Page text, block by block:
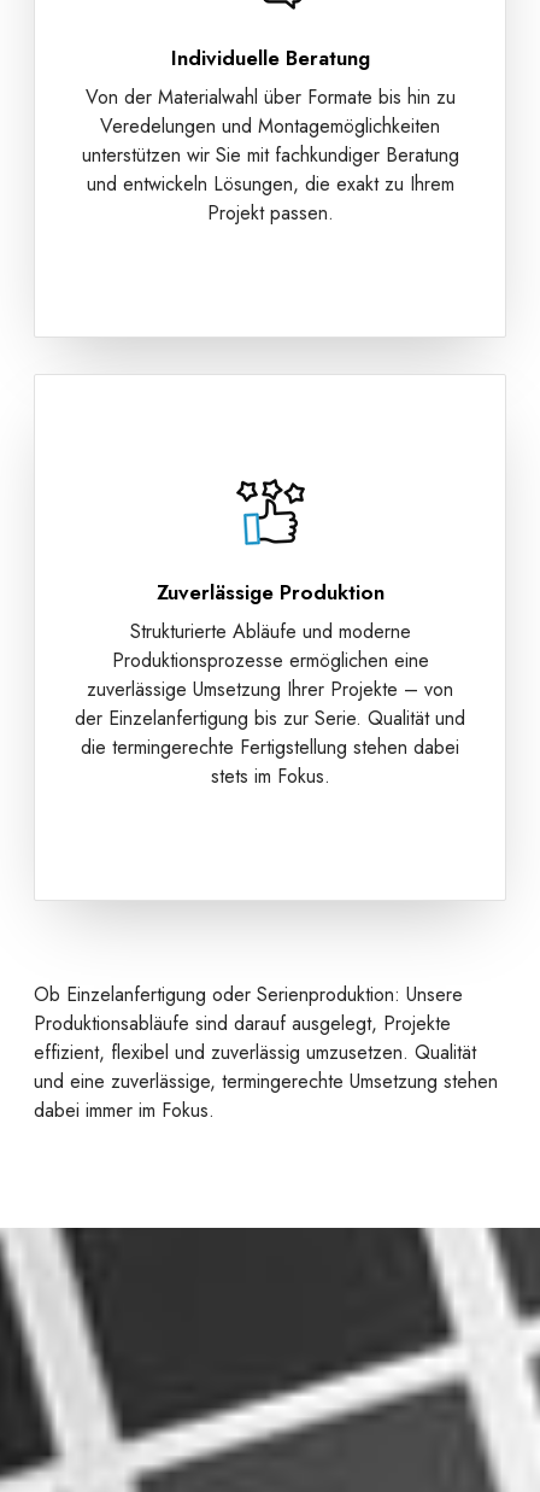
Individuelle Beratung
Von der Materialwahl über Formate bis hin zu
Veredelungen und Montagemöglichkeiten
unterstützen wir Sie mit fachkundiger Beratung
und entwickeln Lösungen, die exakt zu Ihrem
Projekt passen.
Zuverlässige Produktion
Strukturierte Abläufe und moderne
Produktionsprozesse ermöglichen eine
zuverlässige Umsetzung Ihrer Projekte – von
der Einzelanfertigung bis zur Serie. Qualität und
die termingerechte Fertigstellung stehen dabei
stets im Fokus.
Ob Einzelanfertigung oder Serienproduktion: Unsere
Produktionsabläufe sind darauf ausgelegt, Projekte
effizient, flexibel und zuverlässig umzusetzen. Qualität
und eine zuverlässige, termingerechte Umsetzung stehen
dabei immer im Fokus.